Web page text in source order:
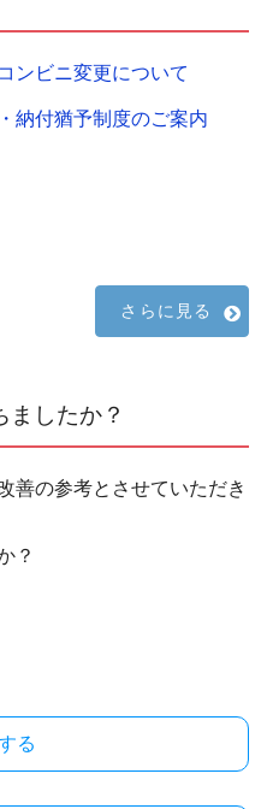
ンビニ変更について
納付猶予制度のご案内
さらに見る
ましたか？
善の参考とさせていただき
？